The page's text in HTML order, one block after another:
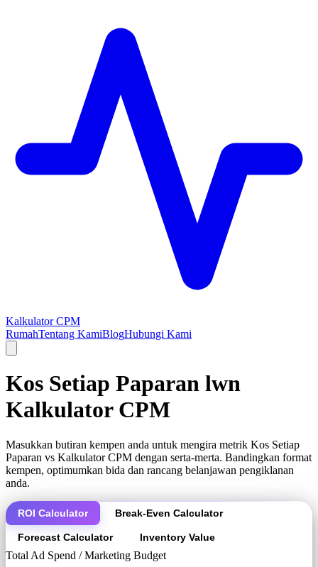
Kalkulator CPM
RumahTentang KamiBlogHubungi Kami
Kos Setiap Paparan lwn
Kalkulator CPM
Masukkan butiran kempen anda untuk mengira metrik Kos Setiap
Paparan vs Kalkulator CPM dengan serta-merta. Bandingkan format
kempen, optimumkan bida dan rancang belanjawan pengiklanan
anda.
ROI Calculator Break-Even Calculator
Forecast Calculator Inventory Value
Total Ad Spend / Marketing Budget